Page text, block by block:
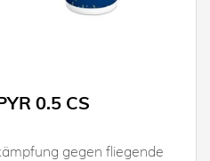
0.5 CS
gegen fliegende